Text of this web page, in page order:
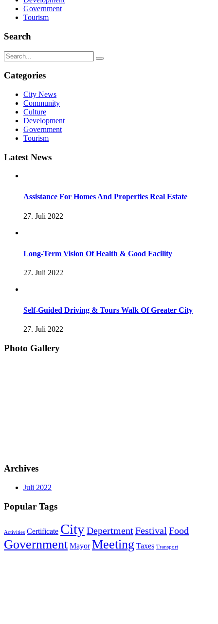
Government
Tourism
Search
Categories
City News
Community
Culture
Development
Government
Tourism
Latest News
Assistance For Homes And Properties Real Estate
27. Juli 2022
Long-Term Vision Of Health & Good Facility
27. Juli 2022
Self-Guided Driving & Tours Walk Of Greater City
27. Juli 2022
Photo Gallery
Archives
Juli 2022
Popular Tags
Activities Certificate CityDepertmentFestival Food
Government Mayor Meeting Taxes Transport